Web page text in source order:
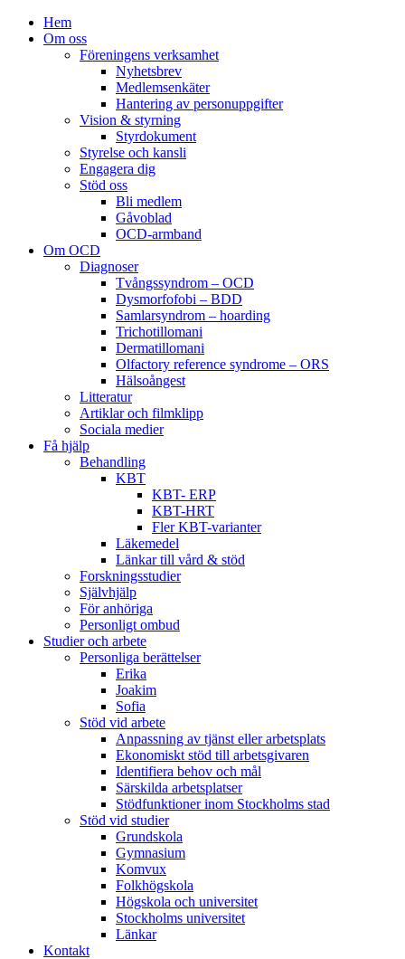
Hem
Om oss
Föreningens verksamhet
Nyhetsbrev
Medlemsenkäter
Hantering av personuppgifter
Vision & styrning
Styrdokument
Styrelse och kansli
Engagera dig
Stöd oss
Bli medlem
Gåvoblad
OCD-armband
Om OCD
Diagnoser
Tvångssyndrom – OCD
Dysmorfofobi – BDD
Samlarsyndrom – hoarding
Trichotillomani
Dermatillomani
Olfactory reference syndrome – ORS
Hälsoångest
Litteratur
Artiklar och filmklipp
Sociala medier
Få hjälp
Behandling
KBT
KBT- ERP
KBT-HRT
Fler KBT-varianter
Läkemedel
Länkar till vård & stöd
Forskningsstudier
Självhjälp
För anhöriga
Personligt ombud
Studier och arbete
Personliga berättelser
Erika
Joakim
Sofia
Stöd vid arbete
Anpassning av tjänst eller arbetsplats
Ekonomiskt stöd till arbetsgivaren
Identifiera behov och mål
Särskilda arbetsplatser
Stödfunktioner inom Stockholms stad
Stöd vid studier
Grundskola
Gymnasium
Komvux
Folkhögskola
Högskola och universitet
Stockholms universitet
Länkar
Kontakt